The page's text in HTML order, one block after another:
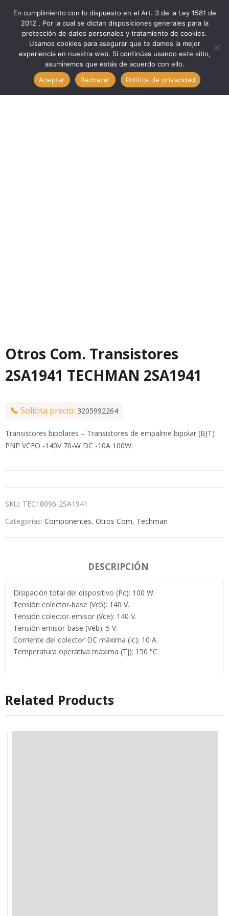
Componentes
Otros Com
Otros Com. Transistores 2SA1941 TECHMAN 2SA1941
Otros Com. Transistores
2SA1941 TECHMAN 2SA1941
📞 Solicita precio: 3205992264
Transistores bipolares – Transistores de empalme bipolar (BJT)
PNP VCEO -140V 70-W DC -10A 100W.
SKU: TEC18096-2SA1941
Categorías: Componentes, Otros Com, Techman
DESCRIPCIÓN
Disipación total del dispositivo (Pc): 100 W.
Tensión colector-base (Vcb): 140 V.
Tensión colector-emisor (Vce): 140 V.
Tensión emisor-base (Veb): 5 V.
Corriente del colector DC máxima (Ic): 10 A.
Temperatura operativa máxima (Tj): 150 °C.
Related Products
En cumplimiento con lo dispuesto en el Art. 3 de la Ley 1581 de
2012 , Por la cual se dictan disposiciones generales para la
protección de datos personales y tratamiento de cookies.
Usamos cookies para asegurar que te damos la mejor
experiencia en nuestra web. Si continúas usando este sitio,
asumiremos que estás de acuerdo con ello.
Aceptar
Rechazar Política de privacidad